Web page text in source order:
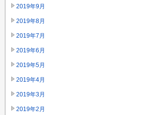
2019年9月
2019年8月
2019年7月
2019年6月
2019年5月
2019年4月
2019年3月
2019年2月